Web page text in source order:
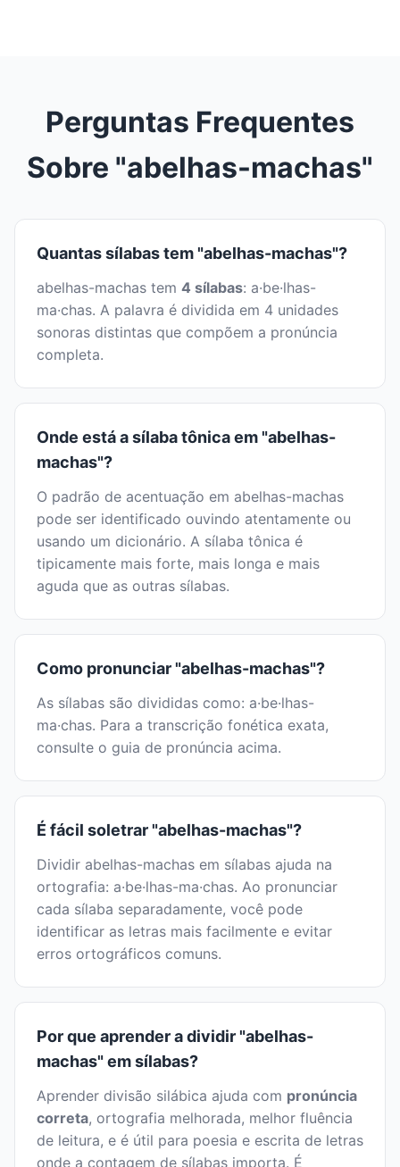
Perguntas Frequentes
Sobre "abelhas-machas"
Quantas sílabas tem "abelhas-machas"?
abelhas-machas tem 4 sílabas: a·be·lhas-
ma·chas. A palavra é dividida em 4 unidades
sonoras distintas que compõem a pronúncia
completa.
Onde está a sílaba tônica em "abelhas-
machas"?
O padrão de acentuação em abelhas-machas
pode ser identificado ouvindo atentamente ou
usando um dicionário. A sílaba tônica é
tipicamente mais forte, mais longa e mais
aguda que as outras sílabas.
Como pronunciar "abelhas-machas"?
As sílabas são divididas como: a·be·lhas-
ma·chas. Para a transcrição fonética exata,
consulte o guia de pronúncia acima.
É fácil soletrar "abelhas-machas"?
Dividir abelhas-machas em sílabas ajuda na
ortografia: a·be·lhas-ma·chas. Ao pronunciar
cada sílaba separadamente, você pode
identificar as letras mais facilmente e evitar
erros ortográficos comuns.
Por que aprender a dividir "abelhas-
machas" em sílabas?
Aprender divisão silábica ajuda com pronúncia
correta, ortografia melhorada, melhor fluência
de leitura, e é útil para poesia e escrita de letras
onde a contagem de sílabas importa. É